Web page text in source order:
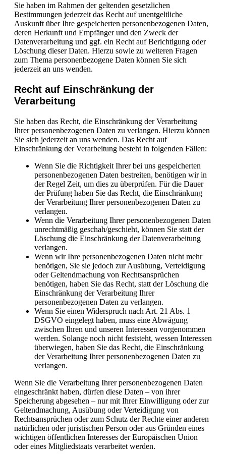
Sie haben im Rahmen der geltenden gesetzlichen
Bestimmungen jederzeit das Recht auf unentgeltliche
Auskunft über Ihre gespeicherten personenbezogenen Daten,
deren Herkunft und Empfänger und den Zweck der
Datenverarbeitung und ggf. ein Recht auf Berichtigung oder
Löschung dieser Daten. Hierzu sowie zu weiteren Fragen
zum Thema personenbezogene Daten können Sie sich
jederzeit an uns wenden.
Recht auf Einschränkung der
Verarbeitung
Sie haben das Recht, die Einschränkung der Verarbeitung
Ihrer personenbezogenen Daten zu verlangen. Hierzu können
Sie sich jederzeit an uns wenden. Das Recht auf
Einschränkung der Verarbeitung besteht in folgenden Fällen:
Wenn Sie die Richtigkeit Ihrer bei uns gespeicherten
personenbezogenen Daten bestreiten, benötigen wir in
der Regel Zeit, um dies zu überprüfen. Für die Dauer
der Prüfung haben Sie das Recht, die Einschränkung
der Verarbeitung Ihrer personenbezogenen Daten zu
verlangen.
Wenn die Verarbeitung Ihrer personenbezogenen Daten
unrechtmäßig geschah/geschieht, können Sie statt der
Löschung die Einschränkung der Datenverarbeitung
verlangen.
Wenn wir Ihre personenbezogenen Daten nicht mehr
benötigen, Sie sie jedoch zur Ausübung, Verteidigung
oder Geltendmachung von Rechtsansprüchen
benötigen, haben Sie das Recht, statt der Löschung die
Einschränkung der Verarbeitung Ihrer
personenbezogenen Daten zu verlangen.
Wenn Sie einen Widerspruch nach Art. 21 Abs. 1
DSGVO eingelegt haben, muss eine Abwägung
zwischen Ihren und unseren Interessen vorgenommen
werden. Solange noch nicht feststeht, wessen Interessen
überwiegen, haben Sie das Recht, die Einschränkung
der Verarbeitung Ihrer personenbezogenen Daten zu
verlangen.
Wenn Sie die Verarbeitung Ihrer personenbezogenen Daten
eingeschränkt haben, dürfen diese Daten – von ihrer
Speicherung abgesehen – nur mit Ihrer Einwilligung oder zur
Geltendmachung, Ausübung oder Verteidigung von
Rechtsansprüchen oder zum Schutz der Rechte einer anderen
natürlichen oder juristischen Person oder aus Gründen eines
wichtigen öffentlichen Interesses der Europäischen Union
oder eines Mitgliedstaats verarbeitet werden.